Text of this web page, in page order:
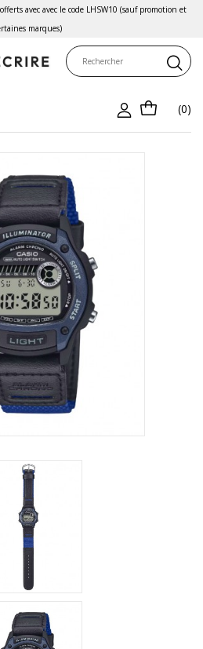
avec avec le code LHSW10 (sauf promotion et
marques)
(0)